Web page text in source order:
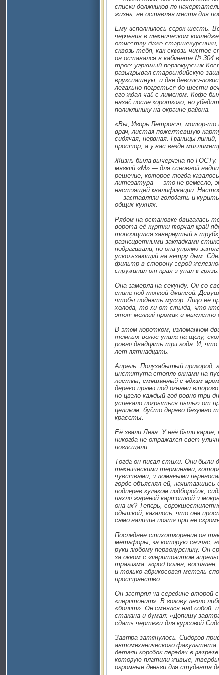
списки должников по
жизнь, не оставляя места для
Ему исполнилось сорок шесть.
черчения в техническом
отчеству даже
сквозь тебя, как сквозь чистое
он оставался в кабинете № 304
трое: угрюмый первокурсник
разыгрывал староиндийскую
врукопашную, и две девочки-
легально погреться до шести
его ждал чай с лимоном. Кофе
назад после короткого, но
поликлинику на окраине района.
«Вы, Игорь Петрович, мотор-то
врач, листая пожелтевшую
сидячая, нервная. Границы
простор, а у вас везде
Жизнь была вычерчена по
мягкий «М» — для основной
решение, которое тогда
литература — это не ремесло,
настоящей квалификации.
— заставляли голодать и
общих кухнях.
Рядом на остановке двигалась
ворота её куртки торчал край
топорщился завернутый в
разноцветными закладками-
подрагивали, но она упрямо
ускользающий на ветру дым.
фильтр в сторону серой
спружинил от края и упал в грязь.
Она замерла на секунду. Он со
спина под тонкой джинсой.
чтобы поднять мусор. Лицо её
холода, то ли от стыда, что
этот мелкий промах и мысленно
В этом коротком, изломанном
темных волос упала на щеку,
ровно двадцать три года. И,
лет пятнадцать.
Апрель. Полузабытый пригород,
института стояло окнами на
листвы, смешанный с едким
дерево прямо под окнами
но цвело каждый год ровно три
успевало покрыться пылью от
целиком, будто дерево безумно
красоты.
Её звали Лена. У неё были
никогда не отражался свет
поглощали.
Тогда он писал стихи. Они были
техническими терминами,
чувствами, и ломаными
гордо объяснял ей, начитавшись
подперев кулаком подбородок,
пахло жареной картошкой и
она их? Теперь,
одышкой, казалось, что она
само наличие поэта при ее
Последнее стихотворение он
метафоры, за которую сейчас,
руки любому первокурснику. Он
за окном с «перитонитом
трагизма: город болен,
и только абрикосовая метель
пространство.
Он застрял на середине второй
«перитонит». В голову лезло
«болит». Он смеялся над собой,
стакана и думал: «Допишу
сдать чертежи для курсовой
Завтра затянулось. Сидоров
автомеханического
детали коробок передач в
которую платили живые,
огромные деньги для студента